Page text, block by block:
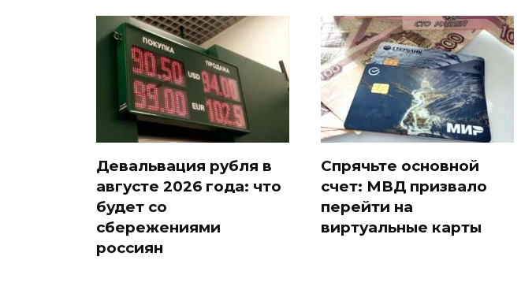
Девальвация рубля в
августе 2026 года: что
будет со
сбережениями
россиян
Спрячьте основной
счет: МВД призвало
перейти на
виртуальные карты